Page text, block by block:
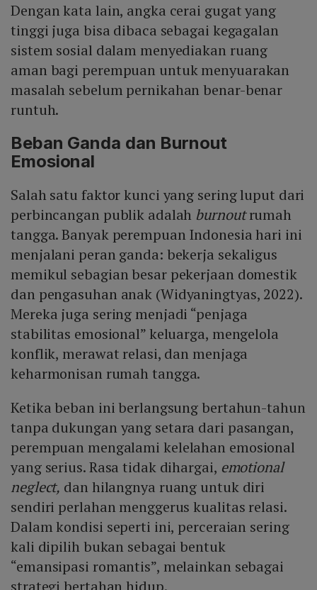
Dengan kata lain, angka cerai gugat yang
tinggi juga bisa dibaca sebagai kegagalan
sistem sosial dalam menyediakan ruang
aman bagi perempuan untuk menyuarakan
masalah sebelum pernikahan benar-benar
runtuh.
Beban Ganda dan Burnout
Emosional
Salah satu faktor kunci yang sering luput dari
perbincangan publik adalah burnoutrumah
tangga. Banyak perempuan Indonesia hari ini
menjalani peran ganda: bekerja sekaligus
memikul sebagian besar pekerjaan domestik
dan pengasuhan anak (Widyaningtyas, 2022).
Mereka juga sering menjadi “penjaga
stabilitas emosional” keluarga, mengelola
konflik, merawat relasi, dan menjaga
keharmonisan rumah tangga.
Ketika beban ini berlangsung bertahun-tahun
tanpa dukungan yang setara dari pasangan,
perempuan mengalami kelelahan emosional
yang serius. Rasa tidak dihargai, emotional
neglect, dan hilangnya ruang untuk diri
sendiri perlahan menggerus kualitas relasi.
Dalam kondisi seperti ini, perceraian sering
kali dipilih bukan sebagai bentuk
“emansipasi romantis”, melainkan sebagai